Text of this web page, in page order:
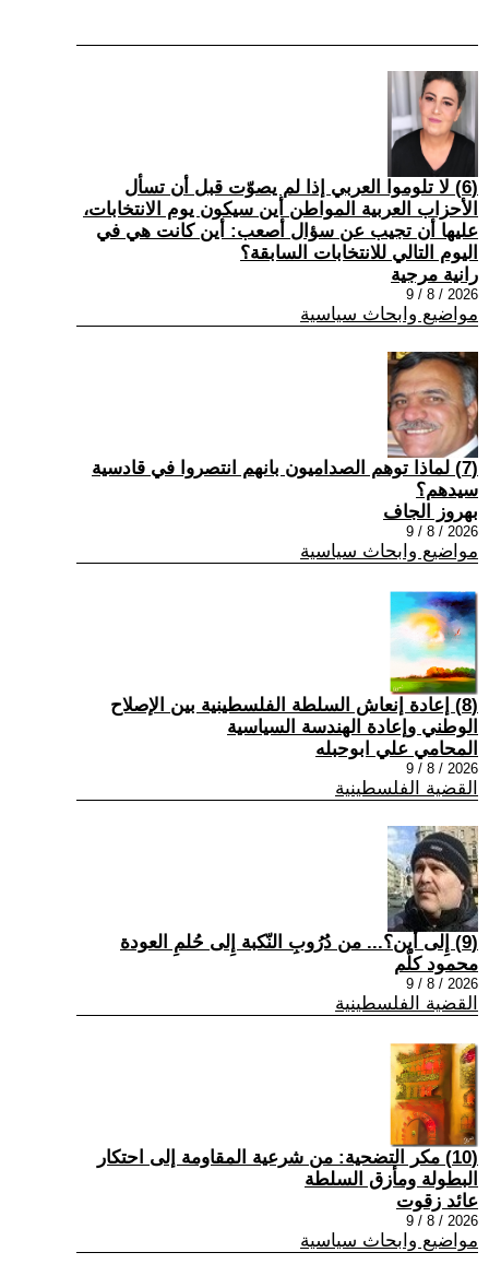
(6) لا تلوموا العربي إذا لم يصوّت قبل أن تسأل
الأحزاب العربية المواطن أين سيكون يوم الانتخابات،
عليها أن تجيب عن سؤال أصعب: أين كانت هي في
اليوم التالي للانتخابات السابقة؟
رانية مرجية
2026 / 8 / 9
مواضيع وابحاث سياسية
(7) ‏لماذا توهم الصداميون بانهم انتصروا في قادسية
سيدهم؟
بهروز الجاف
2026 / 8 / 9
مواضيع وابحاث سياسية
(8) إعادة إنعاش السلطة الفلسطينية بين الإصلاح
الوطني وإعادة الهندسة السياسية
المحامي علي ابوحبله
2026 / 8 / 9
القضية الفلسطينية
(9) إِلى أين؟... من دُرُوبِ النّكبة إِلى حُلمِ العودة
محمود كلّم
2026 / 8 / 9
القضية الفلسطينية
(10) مكر التضحية: من شرعية المقاومة إلى احتكار
البطولة ومأزق السلطة
عائد زقوت
2026 / 8 / 9
مواضيع وابحاث سياسية